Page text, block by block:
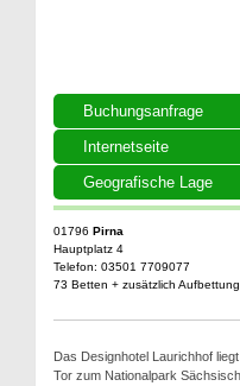
Buchungsanfrage
Internetseite
Geografische Lage
01796 Pirna
Hauptplatz 4
Telefon: 03501 7709077
73 Betten + zusätzlich Aufbettung
Das Designhotel Laurichhof
Tor zum Nationalpark